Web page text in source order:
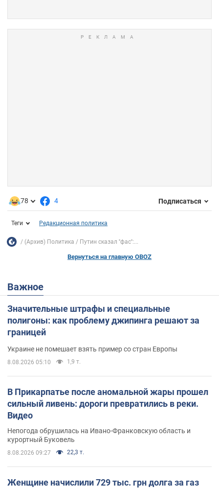
78 4 Подписаться
Теги Редакционная политика
(Архив) Политика Путин сказал ''фас'':...
Вернуться на главную OBOZ
Важное
Значительные штрафы и специальные
полигоны: как проблему джипинга решают за
границей
Украине не помешает взять пример со стран Европы
8.08.2026 05:10 1,9 т.
В Прикарпатье после аномальной жары прошел
сильный ливень: дороги превратились в реки.
Видео
Непогода обрушилась на Ивано-Франковскую область и
курортный Буковель
8.08.2026 09:27 22,3 т.
Женщине начислили 729 тыс. грн долга за газ